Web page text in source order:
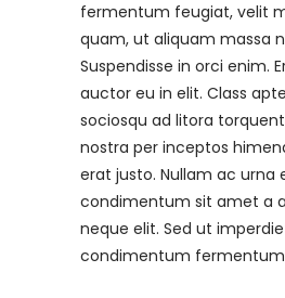
fermentum feugiat, velit
quam, ut aliquam massa
Suspendisse in orci enim.
auctor eu in elit. Class
sociosqu ad litora
nostra per inceptos
erat justo. Nullam ac urna
condimentum sit amet a
neque elit. Sed ut
condimentum